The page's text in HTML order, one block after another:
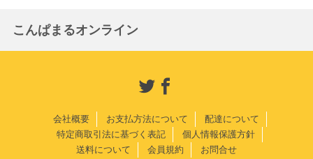
こんぱまるオンライン
会社概要 お支払方法について
配達について
特定商取引法に基づく表記
個人情報保護方針
送料について
会員規約 お問合せ